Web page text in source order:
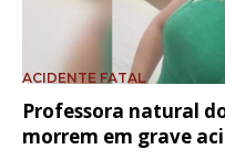
ACIDENTE FATAL
Professora natural
morrem em grave